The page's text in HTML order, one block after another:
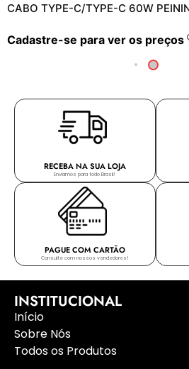
CABO TYPE-C/TYPE-C 60W
Cadastre-se para ver os preços
RECEBA NA SUA LOJA
Enviamos para todo Brasil!
PAGUE COM CARTÃO
Consulte com nossos vendedores!
INSTITUCIONAL
Início
Sobre Nós
Todos os Produtos